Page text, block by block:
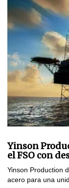
Yinson
el FSO con
Yinson Production
acero para una